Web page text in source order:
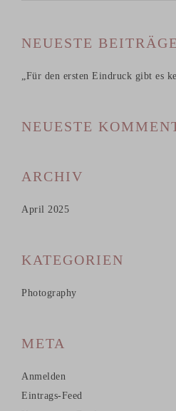
NEUESTE BEITRÄGE
„Für den ersten Eindruck gibt es
NEUESTE
ARCHIV
April 2025
KATEGORIEN
Photography
META
Anmelden
Eintrags-Feed